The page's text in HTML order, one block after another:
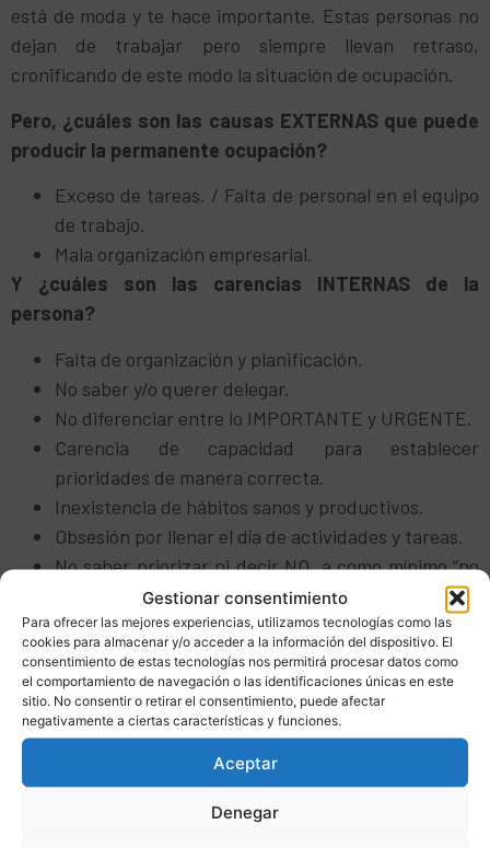
Gestionar consentimiento
Para ofrecer las mejores experiencias, utilizamos tecnologías como las
cookies para almacenar y/o acceder a la información del dispositivo. El
consentimiento de estas tecnologías nos permitirá procesar datos como
el comportamiento de navegación o las identificaciones únicas en este
sitio. No consentir o retirar el consentimiento, puede afectar
negativamente a ciertas características y funciones.
Aceptar
Denegar
está de moda y te hace importante. Estas personas no
dejan de trabajar pero siempre llevan retraso,
cronificando de este modo la situación de ocupación.
Pero, ¿cuáles son las causas EXTERNAS que puede
producir la permanente ocupación?
Exceso de tareas. / Falta de personal en el equipo
de trabajo.
Mala organización empresarial.
Y ¿cuáles son las carencias INTERNAS de la
persona?
Falta de organización y planificación.
No saber y/o querer delegar.
No diferenciar entre lo IMPORTANTE y URGENTE.
Carencia de capacidad para establecer
prioridades de manera correcta.
Inexistencia de hábitos sanos y productivos.
Obsesión por llenar el día de actividades y tareas.
No saber priorizar ni decir NO, a como mínimo “no
No trabajar de manera inteligente.
Falta de priorización de las tareas.
Perderse en los detalles, no ir al grano, “enrollarse”
por teléfono.
No saber llevar una agenda.
Posponer muy a menudo (procrastinación).
No tener tiempo para formación y reciclaje.
Falta de conocimiento de herramientas